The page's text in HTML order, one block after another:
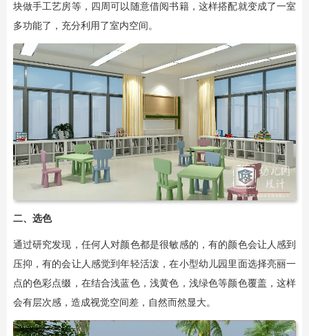
块做手工艺房等，四周可以随意借阅书籍，这样搭配就变成了一室
多功能了，充分利用了室内空间。
二、选色
通过研究发现，任何人对颜色都是很敏感的，有的颜色会让人感到
压抑，有的会让人感觉到年轻活泼，在小型幼儿园里面选择亮丽一
点的色彩点缀，在结合浅蓝色，浅黄色，浅绿色等颜色覆盖，这样
会有层次感，造成视觉空间差，自然而然显大。